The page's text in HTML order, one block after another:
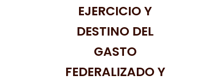
EJERCICIO Y
DESTINO DEL
GASTO
FEDERALIZADO Y